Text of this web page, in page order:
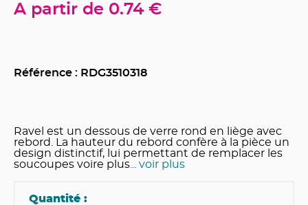
A partir de 0.74 €
Référence : RDG3510318
Ravel est un dessous de verre rond en liège avec
rebord. La hauteur du rebord confère à la pièce un
design distinctif, lui permettant de remplacer les
soucoupes voire plus ... voir plus
Quantité :